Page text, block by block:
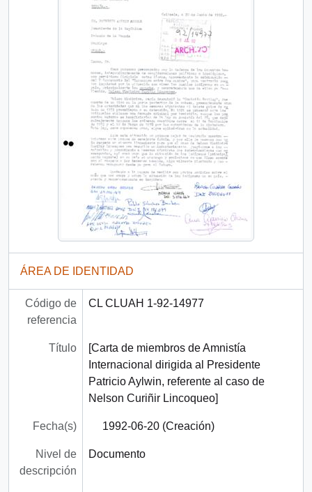
ÁREA DE IDENTIDAD
Código de
referencia
CL CLUAH 1-92-14977
Título
[Carta de miembros de Amnistía
Internacional dirigida al Presidente
Patricio Aylwin, referente al caso de
Nelson Curiñir Lincoqueo]
Fecha(s) 1992-06-20 (Creación)
Nivel de
descripción
Documento